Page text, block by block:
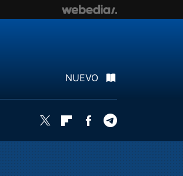
NUEVO
Twitter FlipboardFacebook